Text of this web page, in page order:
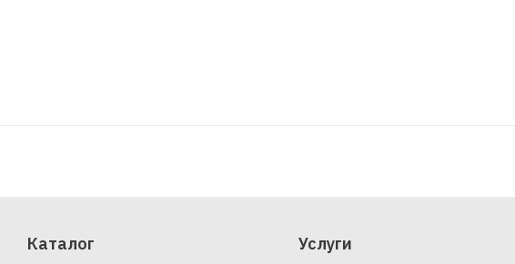
Каталог Услуги